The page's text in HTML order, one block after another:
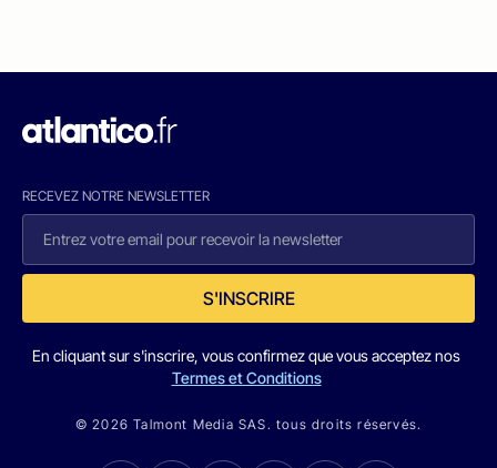
RECEVEZ NOTRE NEWSLETTER
S'INSCRIRE
En cliquant sur s'inscrire, vous confirmez que vous acceptez nos
Termes et Conditions
© 2026 Talmont Media SAS. tous droits réservés.